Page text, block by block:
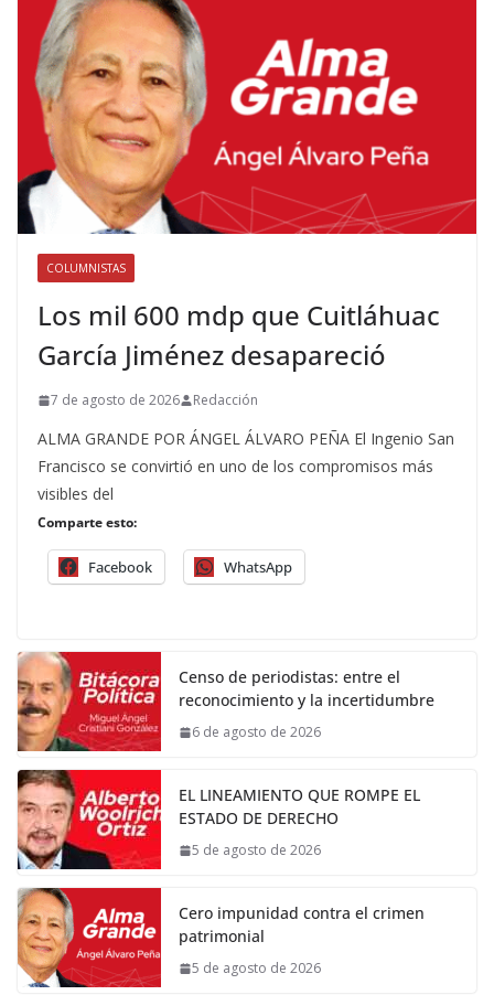
COLUMNISTAS
Los mil 600 mdp que Cuitláhuac
García Jiménez desapareció
7 de agosto de 2026 Redacción
ALMA GRANDE POR ÁNGEL ÁLVARO PEÑA El Ingenio San
Francisco se convirtió en uno de los compromisos más
visibles del
Comparte esto:
Facebook WhatsApp
Censo de periodistas: entre el
reconocimiento y la incertidumbre
6 de agosto de 2026
EL LINEAMIENTO QUE ROMPE EL
ESTADO DE DERECHO
5 de agosto de 2026
Cero impunidad contra el crimen
patrimonial
5 de agosto de 2026